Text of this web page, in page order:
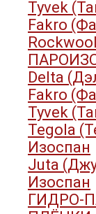
Tyvek
Fakro
Delta
Fakro
Tyvek
Tegola
Изоспан
Juta
Изоспан
ГИДРО-